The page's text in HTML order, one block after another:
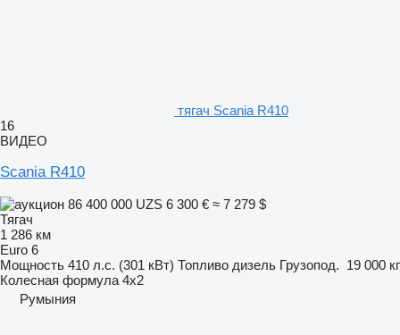
тягач Scania R410
16
ВИДЕО
Scania R410
86 400 000 UZS 6 300 € ≈ 7 279 $
Тягач
1 286 км
Euro 6
Мощность 410 л.с. (301 кВт) Топливо дизель Грузопод. 19 000 кг
Колесная формула 4x2
Румыния